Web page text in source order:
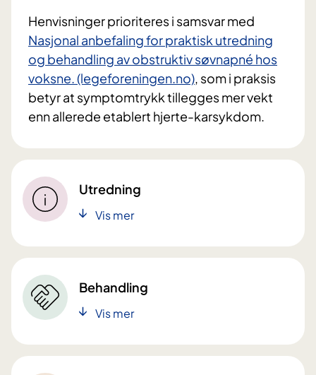
Henvisninger prioriteres i samsvar med
Nasjonal anbefaling for praktisk utredning
og behandling av obstruktiv søvnapné hos
voksne. (legeforeningen.no), som i praksis
betyr at symptomtrykk tillegges mer vekt
enn allerede etablert hjerte-karsykdom.
Utredning
Vis mer
Behandling
Vis mer